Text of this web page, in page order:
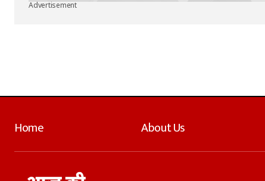
Advertisement
Home About Us